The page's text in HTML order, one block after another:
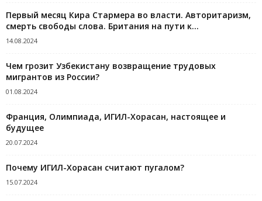
Первый месяц Кира Стармера во власти. Авторитаризм,
смерть свободы слова. Британия на пути к...
14.08.2024
Чем грозит Узбекистану возвращение трудовых
мигрантов из России?
01.08.2024
Франция, Олимпиада, ИГИЛ-Хорасан, настоящее и
будущее
20.07.2024
Почему ИГИЛ-Хорасан считают пугалом?
15.07.2024